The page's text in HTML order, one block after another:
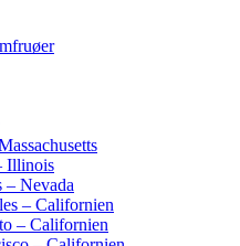
Illinois
– Nevada
– Californien
– Californien